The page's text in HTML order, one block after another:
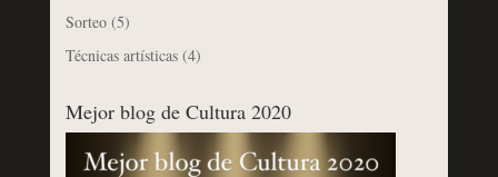
Sorteo(5)
Técnicas artísticas(4)
Mejor blog de Cultura 2020